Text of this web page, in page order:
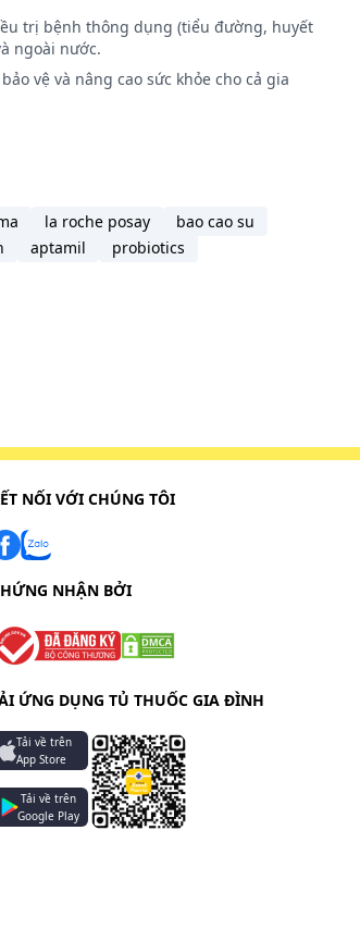
trị bệnh thông dụng (tiểu đường, huyết
ngoài nước.
vệ và nâng cao sức khỏe cho cả gia
la roche posay
bao cao su
aptamil probiotics
NỐI VỚI CHÚNG TÔI
NHẬN BỞI
ỨNG DỤNG TỦ THUỐC GIA ĐÌNH
Tải về trên
App Store
Tải về trên
Google Play